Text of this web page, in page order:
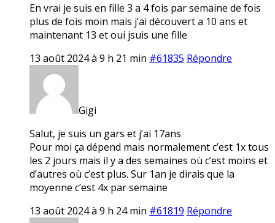
En vrai je suis en fille 3 a 4 fois par semaine de fois
plus de fois moin mais j’ai découvert a 10 ans et
maintenant 13 et oui jsuis une fille
13 août 2024 à 9 h 21 min #61835 Répondre
Gigi
Salut, je suis un gars et j’ai 17ans
Pour moi ça dépend mais normalement c’est 1x tous
les 2 jours mais il y a des semaines où c’est moins et
d’autres où c’est plus. Sur 1an je dirais que la
moyenne c’est 4x par semaine
13 août 2024 à 9 h 24 min #61819 Répondre